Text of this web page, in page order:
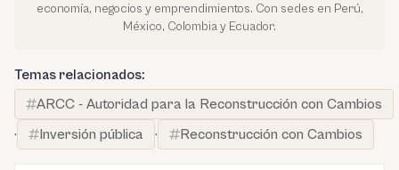
economía, negocios y emprendimientos. Con sedes en Perú,
México, Colombia y Ecuador.
Temas relacionados:
ARCC - Autoridad para la Reconstrucción con Cambios
·
Inversión pública · Reconstrucción con Cambios